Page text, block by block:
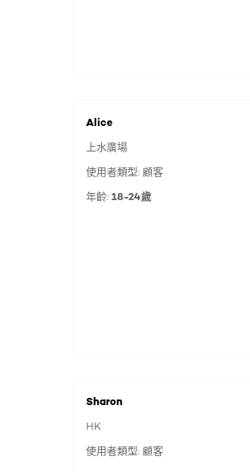
Alice
上水廣場
使用者類型: 顧客
年齡: 18-24歲
Sharon
HK
使用者類型: 顧客